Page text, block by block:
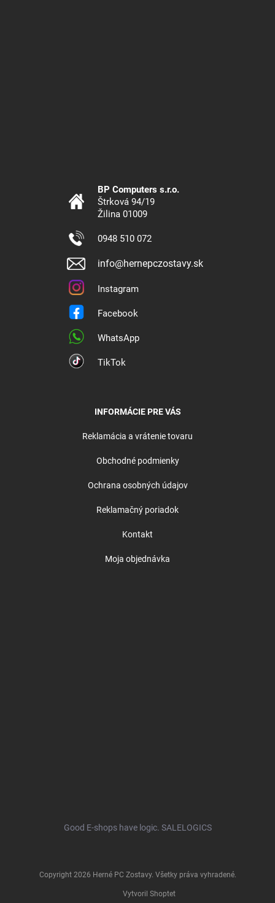
BP Computers s.r.o.
Štrková 94/19
Žilina 01009
0948 510 072
info@hernepczostavy.sk
Instagram
Facebook
WhatsApp
TikTok
INFORMÁCIE PRE VÁS
Reklamácia a vrátenie tovaru
Obchodné podmienky
Ochrana osobných údajov
Reklamačný poriadok
Kontakt
Moja objednávka
Good E-shops have logic. SALELOGICS
Vytvoril Shoptet
Copyright 2026 Herné PC Zostavy. Všetky práva vyhradené.